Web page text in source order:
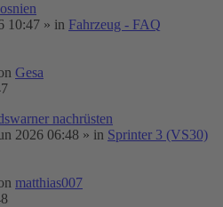
10:47 » in Fahrzeug - FAQ
Gesa
nachrüsten
2026 06:48 » in Sprinter 3 (VS30)
matthias007